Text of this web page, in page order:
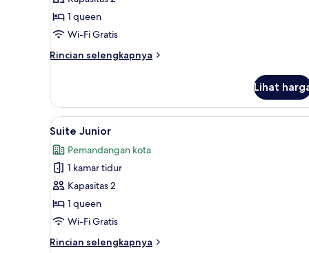
Double
Deluks,
gunung
1 queen
Wi-Fi Gratis
Rincian selengkapnya
Rincian
Kamar
Double
Deluks,
gunung
Lihat
Lihat
semua
foto
untuk
Suite
Junior
Suite Junior | Brankas,
9
Suite Junior
Pemandangan kota
1 kamar tidur
Kapasitas 2
1 queen
Wi-Fi Gratis
Rincian selengkapnya
Rincian